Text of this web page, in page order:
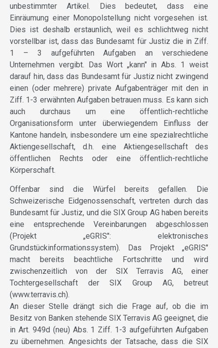
unbestimmter Artikel. Dies bedeutet, dass eine
Einräumung einer Monopolstellung nicht vorgesehen ist.
Dies ist deshalb erstaunlich, weil es schlichtweg nicht
vorstellbar ist, dass das Bundesamt für Justiz die in Ziff.
1 – 3 aufgeführten Aufgaben an verschiedene
Unternehmen vergibt. Das Wort „kann" in Abs. 1 weist
darauf hin, dass das Bundesamt für Justiz nicht zwingend
einen (oder mehrere) private Aufgabenträger mit den in
Ziff. 1-3 erwähnten Aufgaben betrauen muss. Es kann sich
auch durchaus um eine öffentlich-rechtliche
Organisationsform unter überwiegendem Einfluss der
Kantone handeln, insbesondere um eine spezialrechtliche
Aktiengesellschaft, d.h. eine Aktiengesellschaft des
öffentlichen Rechts oder eine öffentlich-rechtliche
Körperschaft.
Offenbar sind die Würfel bereits gefallen. Die
Schweizerische Eidgenossenschaft, vertreten durch das
Bundesamt für Justiz, und die SIX Group AG haben bereits
eine entsprechende Vereinbarungen abgeschlossen
(Projekt „eGRIS": elektronisches
Grundstückinformationssystem). Das Projekt „eGRIS"
macht bereits beachtliche Fortschritte und wird
zwischenzeitlich von der SIX Terravis AG, einer
Tochtergesellschaft der SIX Group AG, betreut
(www.terravis.ch).
An dieser Stelle drängt sich die Frage auf, ob die im
Besitz von Banken stehende SIX Terravis AG geeignet, die
in Art. 949d (neu) Abs. 1 Ziff. 1-3 aufgeführten Aufgaben
zu übernehmen. Angesichts der Tatsache, dass die SIX